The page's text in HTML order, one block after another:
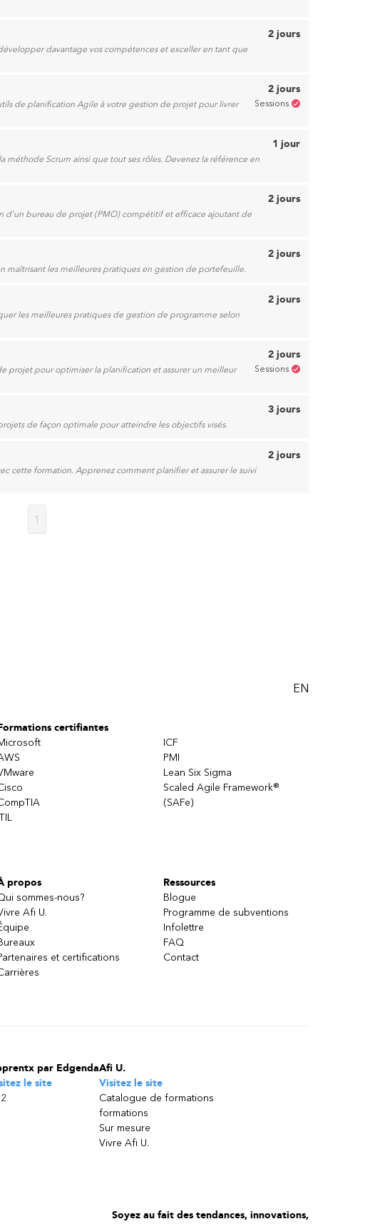
davantage vos compétences et exceller en tant que
2 jours
de planification Agile à votre gestion de projet pour livrer
2 jours
Sessions
Scrum ainsi que tout ses rôles. Devenez la référence en
1 jour
d’un bureau de projet (PMO) compétitif et efficace ajoutant de
2 jours
maîtrisant les meilleures pratiques en gestion de portefeuille.
2 jours
les meilleures pratiques de gestion de programme selon
2 jours
projet pour optimiser la planification et assurer un meilleur
2 jours
Sessions
de façon optimale pour atteindre les objectifs visés.
3 jours
cette formation. Apprenez comment planifier et assurer le suivi
2 jours
1
EN
certifiantes
ICF
PMI
Lean Six Sigma
Scaled Agile Framework®
(SAFe)
propos
sommes-nous?
Afi U.
et certifications
Ressources
Blogue
Programme de subventions
Infolettre
FAQ
Contact
par Edgenda
le site
Afi U.
Visitez le site
Catalogue de formations
formations
Sur mesure
Vivre Afi U.
Soyez au fait des tendances, innovations,